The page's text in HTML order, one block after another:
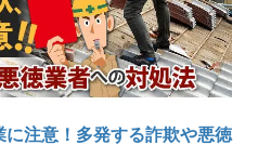
注意！多発する詐欺や悪徳